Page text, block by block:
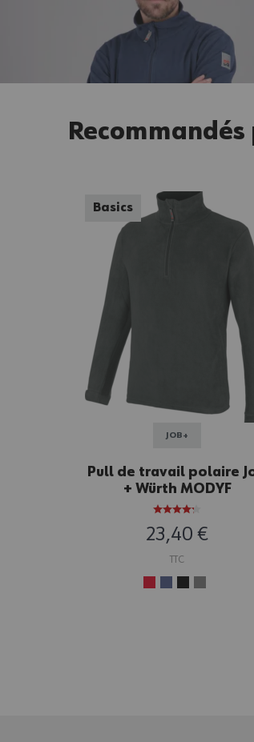
Recommandés
Basics
JOB+
Pull de travail polaire
+ Würth MODYF
anthracite
23,40 €
TTC